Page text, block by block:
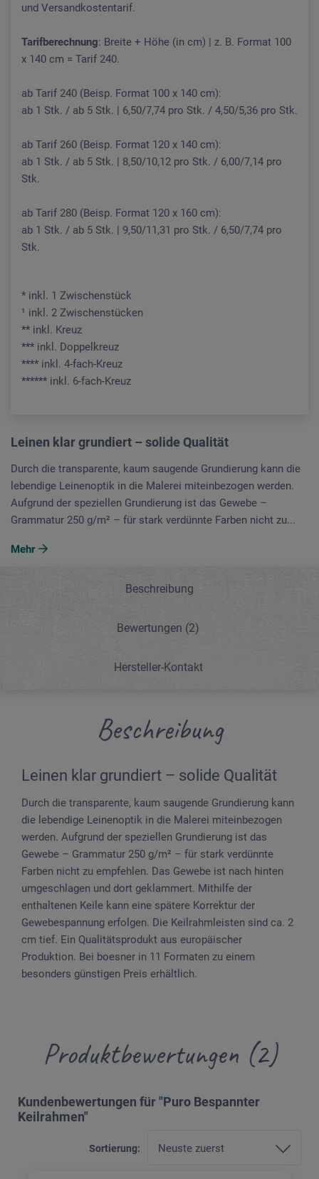
und Versandkostentarif.
Tarifberechnung: Breite + Höhe (in cm) | z. B. Format 100
x 140 cm = Tarif 240.
ab Tarif 240 (Beisp. Format 100 x 140 cm):
ab 1 Stk. / ab 5 Stk. | 6,50/7,74 pro Stk. / 4,50/5,36 pro Stk.
ab Tarif 260 (Beisp. Format 120 x 140 cm):
ab 1 Stk. / ab 5 Stk. | 8,50/10,12 pro Stk. / 6,00/7,14 pro
Stk.
ab Tarif 280 (Beisp. Format 120 x 160 cm):
ab 1 Stk. / ab 5 Stk. | 9,50/11,31 pro Stk. / 6,50/7,74 pro
Stk.
* inkl. 1 Zwischenstück
¹ inkl. 2 Zwischenstücken
** inkl. Kreuz
*** inkl. Doppelkreuz
**** inkl. 4-fach-Kreuz
****** inkl. 6-fach-Kreuz
Leinen klar grundiert – solide Qualität
Durch die transparente, kaum saugende Grundierung kann die
lebendige Leinenoptik in die Malerei miteinbezogen werden.
Aufgrund der speziellen Grundierung ist das Gewebe –
Grammatur 250 g/m² – für stark verdünnte Farben nicht zu...
Mehr
Beschreibung
Bewertungen (2)
Hersteller-Kontakt
Beschreibung
Leinen klar grundiert – solide Qualität
Durch die transparente, kaum saugende Grundierung kann
die lebendige Leinenoptik in die Malerei miteinbezogen
werden. Aufgrund der speziellen Grundierung ist das
Gewebe – Grammatur 250 g/m² – für stark verdünnte
Farben nicht zu empfehlen. Das Gewebe ist nach hinten
umgeschlagen und dort geklammert. Mithilfe der
enthaltenen Keile kann eine spätere Korrektur der
Gewebespannung erfolgen. Die Keilrahmleisten sind ca. 2
cm tief. Ein Qualitätsprodukt aus europäischer
Produktion. Bei boesner in 11 Formaten zu einem
besonders günstigen Preis erhältlich.
Produktbewertungen (2)
Kundenbewertungen für "Puro Bespannter
Keilrahmen"
Sortierung: